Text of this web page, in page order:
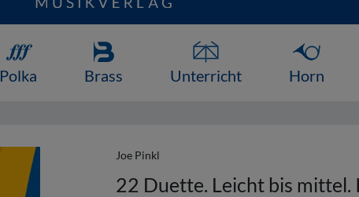
Polka Brass Unterricht Horn
Joe Pinkl
22 Duette. Leicht bis mittel.